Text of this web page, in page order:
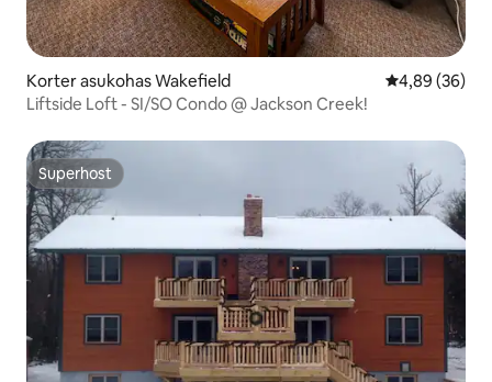
Korter asukohas Wakefield Keskmine
4,89 (36)
Liftside Loft - SI/SO Condo @ Jackson Creek!
Superhost
Superhost